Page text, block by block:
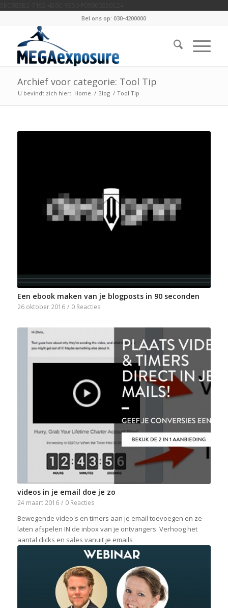
Bel ons op: 030-4200000
Archief voor categorie: Tool Tip
U bevindt zich hier: Home / Blog / Tool Tip
Een ebook maken van je blogposts in 90 seconden
26 oktober 2016 / 0 Reacties
videos in je email doe je zo
24 maart 2016 / 0 Reacties
Bewegende video's en timers aan je email toevoegen en ze
laten afspelen IN de inbox van je ontvangers. Verhoog het
aantal clicks en sales vanuit je emails